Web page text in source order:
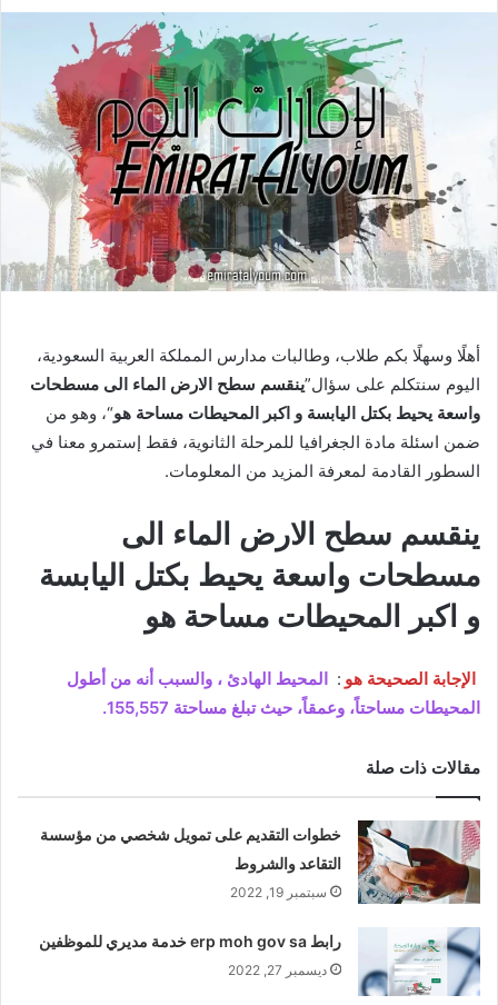
أهلًا وسهلًا بكم طلاب، وطالبات مدارس المملكة العربية السعودية،
اليوم سنتكلم على سؤال”ينقسم سطح الارض الماء الى مسطحات
واسعة يحيط بكتل اليابسة و اكبر المحيطات مساحة هو“، وهو من
ضمن اسئلة مادة الجغرافيا للمرحلة الثانوية، فقط إستمرو معنا في
السطور القادمة لمعرفة المزيد من المعلومات.
ينقسم سطح الارض الماء الى
مسطحات واسعة يحيط بكتل اليابسة
و اكبر المحيطات مساحة هو
الإجابة الصحيحة هو : المحيط الهادئ ، والسبب أنه من أطول
المحيطات مساحتاً، وعمقاً، حيث تبلغ مساحتة 155,557.
مقالات ذات صلة
خطوات التقديم على تمويل شخصي من مؤسسة
التقاعد والشروط
سبتمبر 19, 2022
رابط erp moh gov sa خدمة مديري للموظفين
ديسمبر 27, 2022